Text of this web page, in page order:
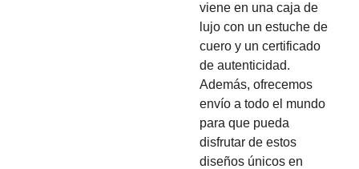
viene en una caja de
lujo con un estuche de
cuero y un certificado
de autenticidad.
Además, ofrecemos
envío a todo el mundo
para que pueda
disfrutar de estos
diseños únicos en